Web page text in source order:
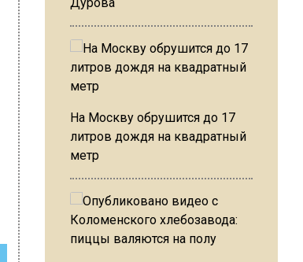
На Москву обрушится до 17
литров дождя на квадратный
метр